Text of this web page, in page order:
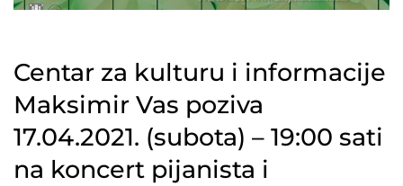
Centar za kulturu i informacije
Maksimir Vas poziva
17.04.2021. (subota) – 19:00 sati
na koncert pijanista i